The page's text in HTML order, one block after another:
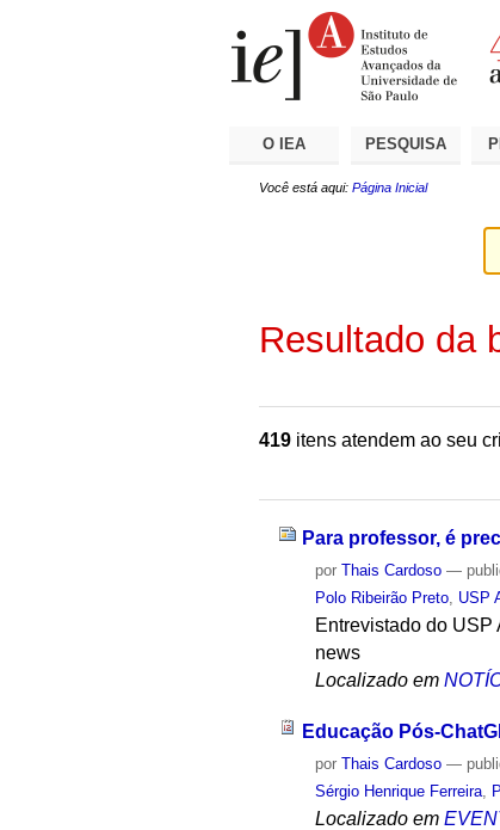
O IEA PESQUISA
Você está aqui: Página Inicial
Resultado da
419 itens atendem ao seu
Para professor, é
porThais Cardoso —
Polo Ribeirão Preto USP
Entrevistado do
news
Localizado em
Educação Pós-
porThais Cardoso —
Sérgio Henrique Ferreira
Localizado em